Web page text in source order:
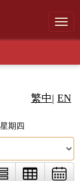
繁中| EN
期四